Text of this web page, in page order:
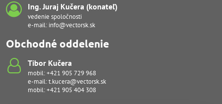
Ing​. Juraj Kučera (konateľ)
vedenie spoločnosti
e-mail: info@vectorsk.sk
Obchodné oddelenie
Tibor Kučera
mobil:+421 905 729 968
e-mail:t.kucera@vectorsk.sk
mobil:+421 905 404 308